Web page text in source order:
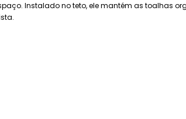
Instalado no teto, ele mantém as toalhas